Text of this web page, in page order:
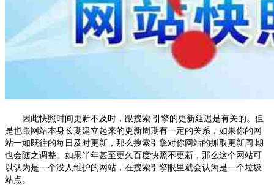
因此快照时间更新不及时，跟搜索 引擎的更新延迟是有关的。但
是也跟网站本身长期建立起来的更新周期有一定的关系，如果你的网
站一如既往的每日及时更新，那么搜索引擎对你网站的抓取更新周 期
也会随之调整。如果半年甚至更久百度快照不更新，那么这个网站可
以认为是一个没人维护的网站，在搜索引擎眼里就会认为是一个垃圾
站点。